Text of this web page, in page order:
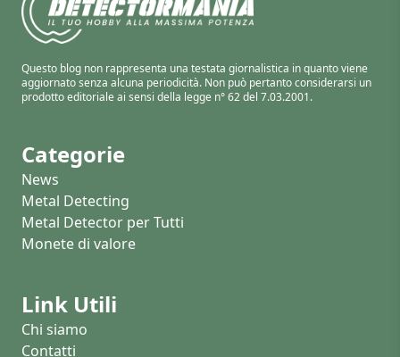
Questo blog non rappresenta una testata giornalistica in quanto viene
aggiornato senza alcuna periodicità. Non può pertanto considerarsi un
prodotto editoriale ai sensi della legge n° 62 del 7.03.2001.
Categorie
News
Metal Detecting
Metal Detector per Tutti
Monete di valore
Link Utili
Chi siamo
Contatti